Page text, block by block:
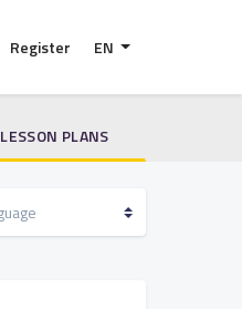
Register EN
LESSON PLANS